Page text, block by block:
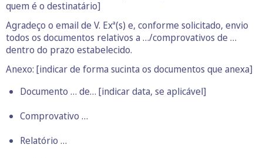
quem é o destinatário]
Agradeço o email de V. Exª(s) e, conforme solicitado, envio
todos os documentos relativos a …/comprovativos de …
dentro do prazo estabelecido.
Anexo: [indicar de forma sucinta os documentos que anexa]
Documento … de… [indicar data, se aplicável]
Comprovativo …
Relatório …